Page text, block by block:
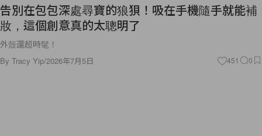
告別在包包深處尋寶的狼狽！吸在手機隨手就能補
妝，這個創意真的太聰明了
外殼還超時髦！
By Tracy Yip/2026年7月5日 451 0